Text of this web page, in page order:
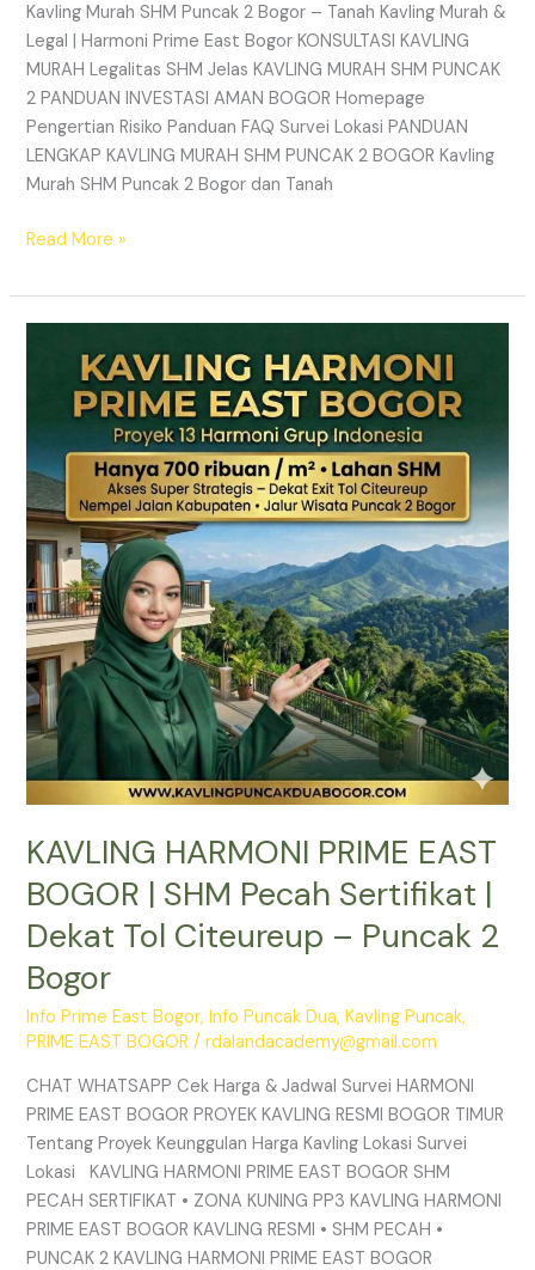
Kavling Murah SHM Puncak 2 Bogor – Tanah Kavling Murah &
Legal | Harmoni Prime East Bogor KONSULTASI KAVLING
MURAH Legalitas SHM Jelas KAVLING MURAH SHM PUNCAK
2 PANDUAN INVESTASI AMAN BOGOR Homepage
Pengertian Risiko Panduan FAQ Survei Lokasi PANDUAN
LENGKAP KAVLING MURAH SHM PUNCAK 2 BOGOR Kavling
Murah SHM Puncak 2 Bogor dan Tanah
Read More »
KAVLING HARMONI PRIME EAST
BOGOR | SHM Pecah Sertifikat |
Dekat Tol Citeureup – Puncak 2
Bogor
Info Prime East Bogor,Info Puncak Dua,Kavling Puncak,
PRIME EAST BOGOR /rdalandacademy@gmail.com
CHAT WHATSAPP Cek Harga & Jadwal Survei HARMONI
PRIME EAST BOGOR PROYEK KAVLING RESMI BOGOR TIMUR
Tentang Proyek Keunggulan Harga Kavling Lokasi Survei
Lokasi KAVLING HARMONI PRIME EAST BOGOR SHM
PECAH SERTIFIKAT • ZONA KUNING PP3 KAVLING HARMONI
PRIME EAST BOGOR KAVLING RESMI • SHM PECAH •
PUNCAK 2 KAVLING HARMONI PRIME EAST BOGOR
HARMONI
BOGOR
|
SHM
Pecah
Sertifikat
|
Dekat
Tol
Citeureup
–
Puncak
2